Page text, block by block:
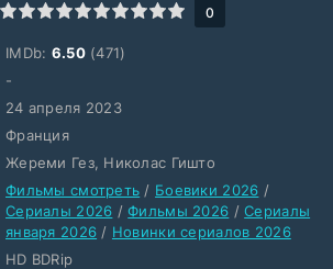
7 8 9 10 0
IMDb: 6.50(471)
-
24 апреля 2023
Франция
Жереми Гез, Николас Гишто
Фильмы смотреть / Боевики 2026 /
Сериалы 2026 /Фильмы 2026 /Сериалы
января 2026 / Новинки сериалов 2026
HD BDRip